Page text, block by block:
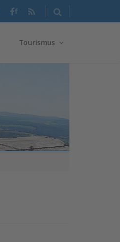
f
Tourismus